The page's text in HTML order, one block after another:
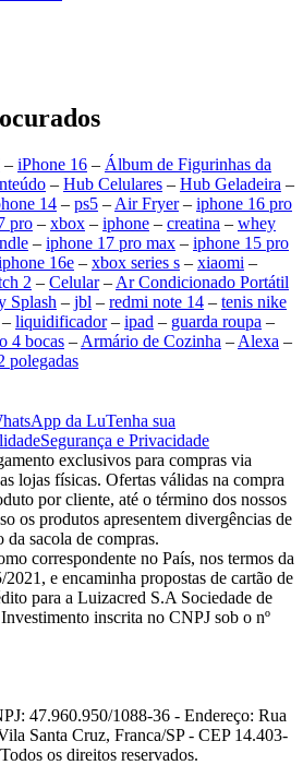
– iPhone 16 – Álbum de Figurinhas da
– Hub Celulares – Hub Geladeira –
14 – ps5 – Air Fryer– iphone 16 pro
pro – xbox – iphone – creatina – whey
– iphone 17 pro max – iphone 15 pro
16e – xbox series s – xiaomi –
2 – Celular– Ar Condicionado Portátil
Splash – jbl – redmi note 14 – tenis nike
– liquidificador– ipad – guarda roupa –
4 bocas – Armário de Cozinha – Alexa –
polegadas
da LuTenha sua
Segurança e Privacidade
exclusivos para compras via
lojas físicas. Ofertas válidas na compra
por cliente, até o término dos nossos
os produtos apresentem divergências de
sacola de compras.
correspondente no País, nos termos da
e encaminha propostas de cartão de
para a Luizacred S.A Sociedade de
inscrita no CNPJ sob o nº
47.960.950/1088-36 - Endereço: Rua
Santa Cruz, Franca/SP - CEP 14.403-
os direitos reservados.